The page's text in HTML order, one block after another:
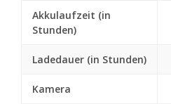
Akkulaufzeit (in
Stunden)
Ladedauer (in Stunden)
Kamera